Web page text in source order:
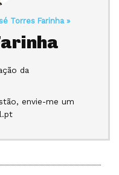
Torres Farinha »
da
envie-me um